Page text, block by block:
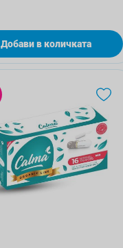
Добави в количката